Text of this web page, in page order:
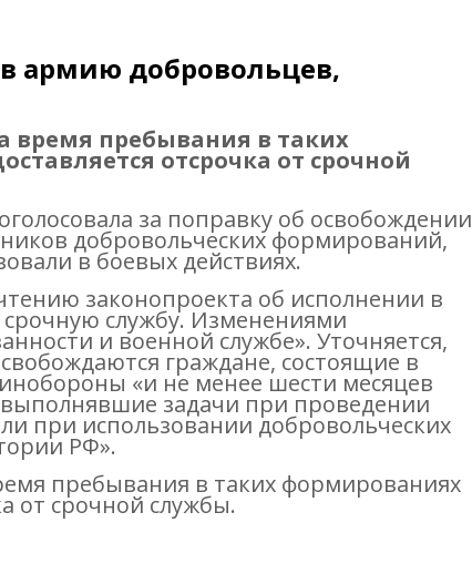
армию добровольцев,
время пребывания в таких
отсрочка от срочной
за поправку об освобождении
добровольческих формирований,
в боевых действиях.
законопроекта об исполнении в
службу. Изменениями
и военной службе». Уточняется,
граждане, состоящие в
«и не менее шести месяцев
задачи при проведении
при использовании добровольческих
РФ».
пребывания в таких формированиях
от срочной службы.